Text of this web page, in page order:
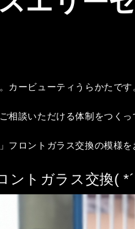
カービューティうらかたです
相談いただける体制をつく
フロントガラス交換の模様
ントガラス交換(